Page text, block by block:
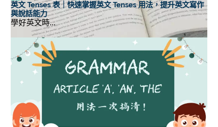
英文 Tenses 表｜快速掌握英文 Tenses 用法，提升英文寫作
與說話能力
學好英文時...